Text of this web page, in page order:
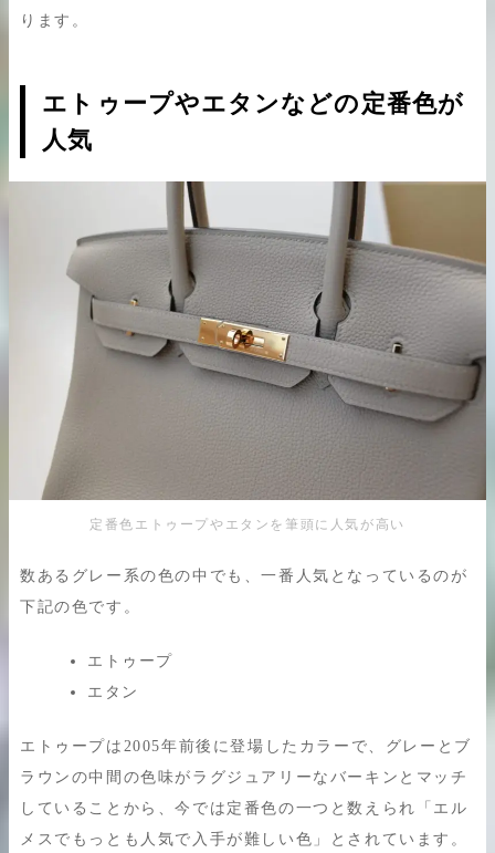
ります。
エトゥープやエタンなどの定番色が
人気
定番色エトゥープやエタンを筆頭に人気が高い
数あるグレー系の色の中でも、一番人気となっているのが
下記の色です。
エトゥープ
エタン
エトゥープは2005年前後に登場したカラーで、グレーとブ
ラウンの中間の色味がラグジュアリーなバーキンとマッチ
していることから、今では定番色の一つと数えられ「エル
メスでもっとも人気で入手が難しい色」とされています。